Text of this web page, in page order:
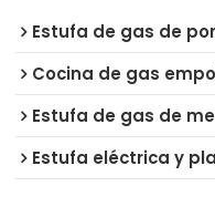
Estufa de gas de
Cocina de gas
Estufa de gas de
Estufa eléctrica y